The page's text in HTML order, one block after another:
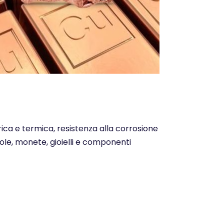
e termica, resistenza alla corrosione
monete, gioielli e componenti